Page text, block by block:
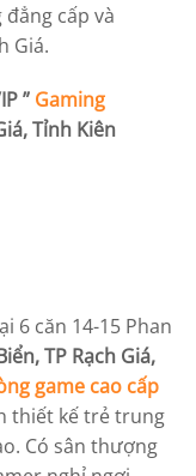
cấp và
Giá.
” Gaming
Tỉnh Kiên
6 căn 14-15 Phan
TP Rạch Giá,
game cao cấp
thiết kế trẻ trung
Có sân thượng